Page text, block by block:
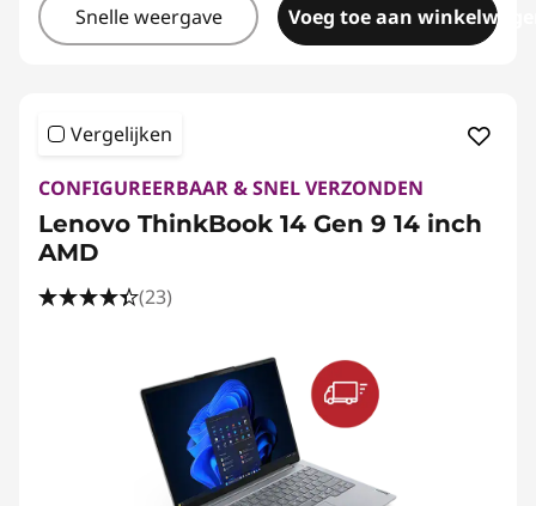
Snelle weergave Voeg toe aan
Vergelijken
CONFIGUREERBAAR & SNEL VERZONDEN
Lenovo ThinkBook 14 Gen 9 14 inch
AMD
(23)